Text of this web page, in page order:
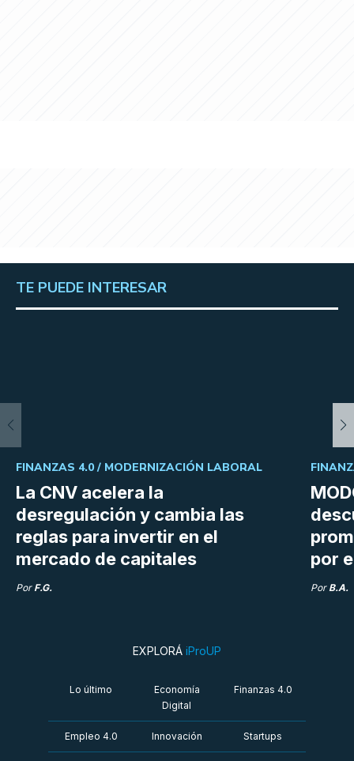
TE PUEDE INTERESAR
La CNV acelera la
desregulación y cambia las
reglas para invertir en el
mercado de capitales
FINANZAS 4.0 / MODERNIZACIÓN LABORAL
Por F.G.
por
Por B.A.
EXPLORÁ iProUP
Lo último
Economía
Digital
Finanzas 4.0
Empleo 4.0 Innovación Startups